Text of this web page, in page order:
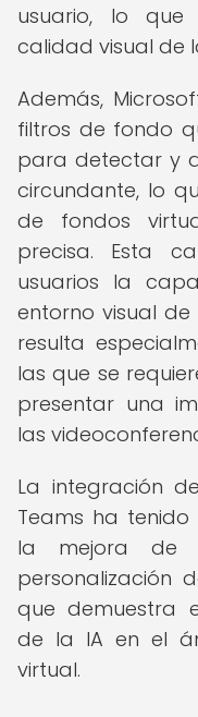
usuario, lo
calidad visual de
Además,
filtros de fondo
para detectar y
circundante, lo
de fondos
precisa. Esta
usuarios la
entorno visual
resulta
las que se
presentar una
las
La integración
Teams ha
la mejora de
personalización
que demuestra
de la IA en el
virtual.